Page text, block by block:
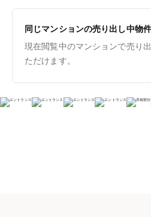
同じマンションの売り出し中物
現在閲覧中のマンションで売り
ただけます。